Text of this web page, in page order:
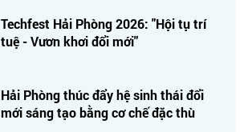
Techfest Hải Phòng 2026: "Hội tụ trí
tuệ - Vươn khơi đổi mới"
Hải Phòng thúc đẩy hệ sinh thái đổi
mới sáng tạo bằng cơ chế đặc thù